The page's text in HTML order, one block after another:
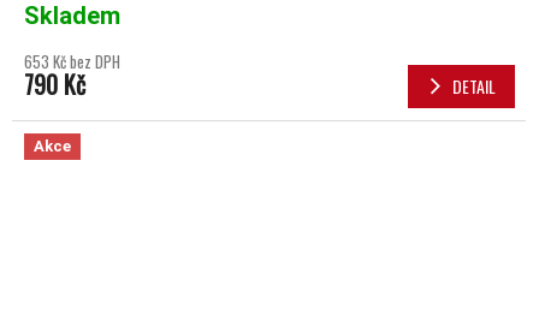
Skladem
653 Kč bez DPH
790 Kč DETAIL
Akce